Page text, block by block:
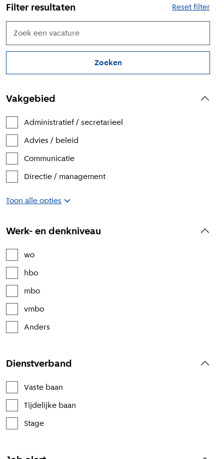
Filter resultaten
Reset filter
Zoeken
Vakgebied
Administratief / secretarieel
Advies / beleid
Communicatie
Directie / management
Toon alle opties
Werk- en denkniveau
wo
hbo
mbo
vmbo
Anders
Dienstverband
Vaste baan
Tijdelijke baan
Stage